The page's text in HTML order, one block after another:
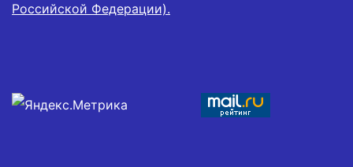
Российской Федерации).